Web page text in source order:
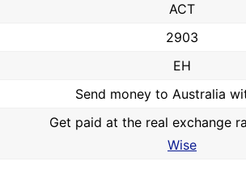
ACT
2903
EH
Send money to Australia
Get paid at the real exchange
Wise